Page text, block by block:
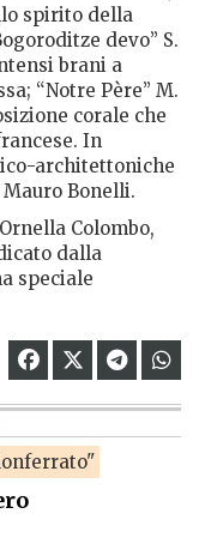
spirito della
devo” S.
brani a
“Notre Père” M.
corale che
In
architettoniche
Bonelli.
Colombo,
dalla
speciale